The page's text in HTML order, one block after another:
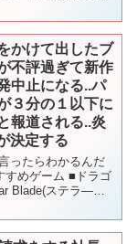
かけて出したブ
不評過ぎて新作
中止になる..パ
３分の１以下に
報道される..炎
決定する
ったらわかるんだ
ゲーム ■ドラゴ
Blade(ステラ―ブ